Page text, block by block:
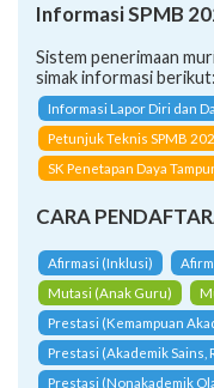
Informasi SPMB
Sistem penerimaan
simak informasi berikut:
Informasi Lapor Diri dan
Petunjuk Teknis SPMB
SK Penetapan Daya
CARA
Afirmasi (Inklusi)
Mutasi (Anak Guru)
Prestasi (Kemampuan
Prestasi (Akademik Sains,